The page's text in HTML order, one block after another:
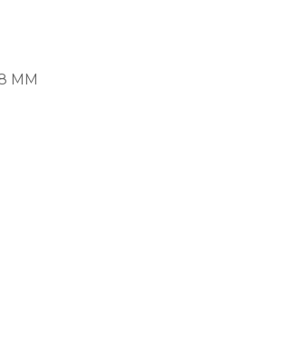
MM